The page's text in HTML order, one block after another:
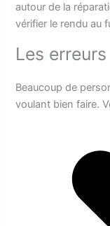
autour de la
vérifier le rendu au
Les
Beaucoup de
voulant bien faire.